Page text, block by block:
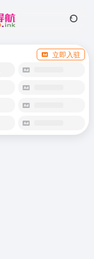
立即入驻